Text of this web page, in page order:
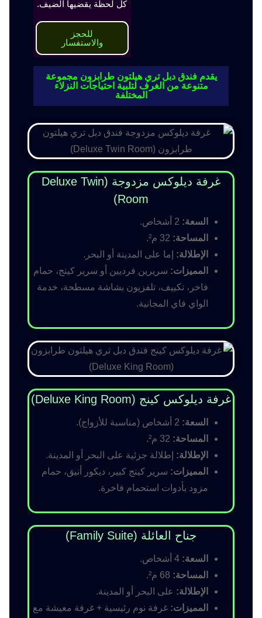
كل لحظة يقضيها الضيف.
للحجز
والاستفسار
يقدم فندق دبل تري هيلتون طرابزون مجموعة
متنوعة من الغرف لتلبية احتياجات النزلاء
المختلفة
غرفة ديلوكس مزدوجة (Deluxe Twin
Room)
السعة:
المساحة:
الإطلالة: إما على المدينة أو البحر.
المميزات: سريرين فرديين أو سرير كينج، حمام
فاخر، تكييف، تلفزيون بشاشة مسطحة، خدمة
الواي فاي المجانية.
غرفة ديلوكس كينج (Deluxe King Room)
السعة:
المساحة:
الإطلالة: إطلالة جزئية على البحر أو المدينة.
المميزات: سرير كينج كبير، ديكور أنيق، حمام
مزود بأدوات استحمام فاخرة.
جناح العائلة (Family Suite)
السعة:
المساحة:
الإطلالة: على البحر أو المدينة.
المميزات: غرفة نوم رئيسية + غرفة معيشة مع